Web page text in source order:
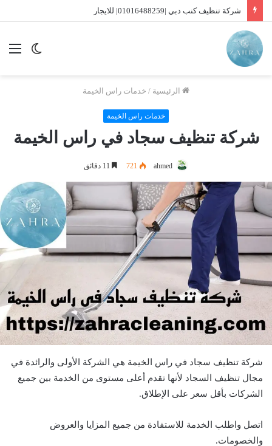
شركة تنظيف سجاد الشارقة |01016488259| للايجار
الوضع
الرئيسية / خدمات راس الخيمة
خدمات راس الخيمة
شركة تنظيف سجاد في راس الخيمة
ahmed
721
شركة تنظيف سجاد في راس الخيمة هي الشركة الأولى والرائدة في
مجال تنظيف السجاد لأنها تقدم أعلى مستوى من الخدمة بين جميع
الشركات بأقل سعر على الإطلاق.
اتصل واطلب الخدمة للاستفادة من جميع المزايا والعروض
والخصومات.